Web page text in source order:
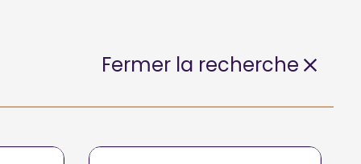
Fermer la recherche